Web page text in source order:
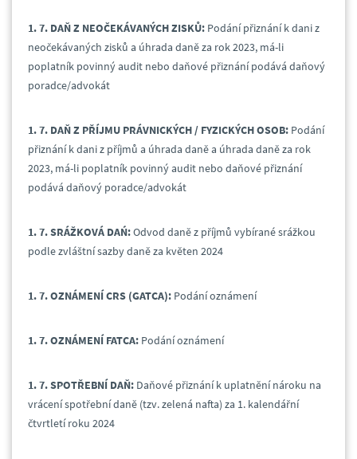
1. 7. DAŇ Z NEOČEKÁVANÝCH ZISKŮ: Podání přiznání k dani z
neočekávaných zisků a úhrada daně za rok 2023, má-li
poplatník povinný audit nebo daňové přiznání podává daňový
poradce/advokát
1. 7. DAŇ Z PŘÍJMU PRÁVNICKÝCH / FYZICKÝCH OSOB: Podání
přiznání k dani z příjmů a úhrada daně a úhrada daně za rok
2023, má-li poplatník povinný audit nebo daňové přiznání
podává daňový poradce/advokát
1. 7. SRÁŽKOVÁ DAŃ:Odvod daně z příjmů vybírané srážkou
podle zvláštní sazby daně za květen 2024
1. 7.OZNÁMENÍ CRS (GATCA): Podání oznámení
1. 7. OZNÁMENÍ FATCA: Podání oznámení
1. 7. SPOTŘEBNÍ DAŇ: Daňové přiznání k uplatnění nároku na
vrácení spotřební daně (tzv. zelená nafta) za 1. kalendářní
čtvrtletí roku 2024